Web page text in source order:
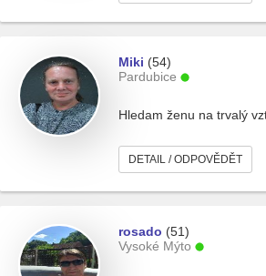
Miki (54)
Pardubice
Hledam ženu na trvalý
DETAIL / ODPOVĚDĚT
rosado (51)
Vysoké Mýto